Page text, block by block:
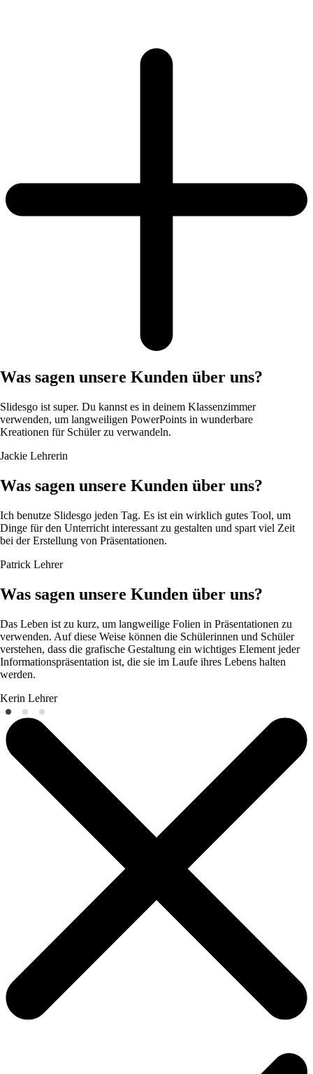
Was sagen unsere Kunden über uns?
Slidesgo ist super. Du kannst es in deinem Klassenzimmer
verwenden, um langweiligen PowerPoints in wunderbare
Kreationen für Schüler zu verwandeln.
Jackie Lehrerin
Was sagen unsere Kunden über uns?
Ich benutze Slidesgo jeden Tag. Es ist ein wirklich gutes Tool, um
Dinge für den Unterricht interessant zu gestalten und spart viel Zeit
bei der Erstellung von Präsentationen.
Patrick Lehrer
Was sagen unsere Kunden über uns?
Das Leben ist zu kurz, um langweilige Folien in Präsentationen zu
verwenden. Auf diese Weise können die Schülerinnen und Schüler
verstehen, dass die grafische Gestaltung ein wichtiges Element jeder
Informationspräsentation ist, die sie im Laufe ihres Lebens halten
werden.
Kerin Lehrer